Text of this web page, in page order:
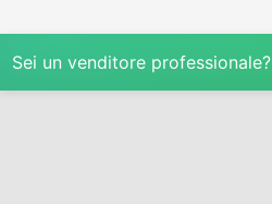
Sei un venditore professionale?